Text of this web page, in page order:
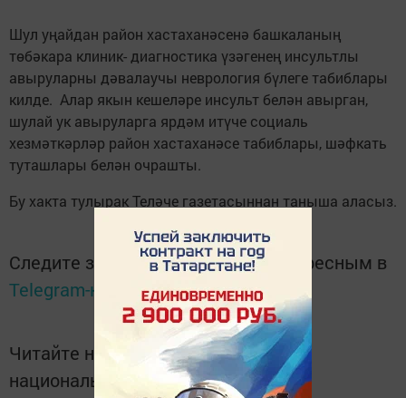
Шул уңайдан район хастаханәсенә башкаланың
төбәкара клиник- диагностика үзәгенең инсультлы
авыруларны дәвалаучы неврология бүлеге табиблары
килде. Алар якын кешеләре инсульт белән авырган,
шулай ук авыруларга ярдәм итүче социаль
хезмәткәрләр район хастаханәсе табиблары, шәфкать
туташлары белән очрашты.
Бу хакта тулырак Теләче газетасыннан таныша аласыз.
Следите за самым важным и интересным в
Telegram-каналеТатмедиа
Читайте новости Татарстана в
национальном мессенджере MАХ: